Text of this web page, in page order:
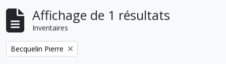
Affichage de 1 résultats
Inventaires
Remove filter:
Becquelin Pierre